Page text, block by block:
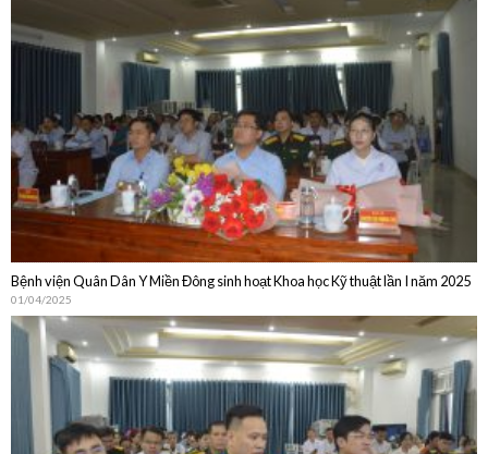
Chương trình sinh hoạt khoa học lần 2 – năm 2025
Bệnh viện Quân Dân Y Miền Đông sinh hoạt Khoa học Kỹ thuật lần I năm 2025
01/04/2025